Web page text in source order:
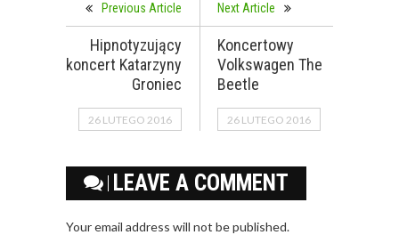
Previous Article
Hipnotyzujący
koncert Katarzyny
Groniec
26 LUTEGO 2016
Next Article
Koncertowy
Volkswagen The
Beetle
26 LUTEGO 2016
LEAVE A COMMENT
Your email address will not be published.